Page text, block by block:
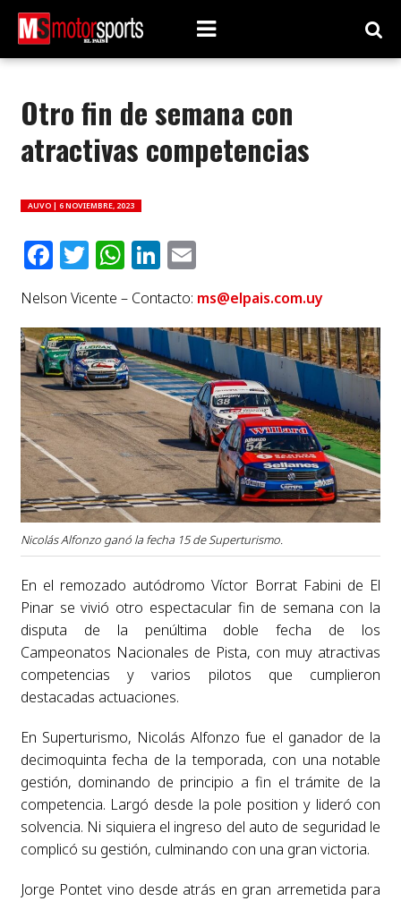
Otro fin de semana con
atractivas competencias
AUVO | 6 NOVIEMBRE, 2023
Facebook
Twitter
WhatsApp
LinkedIn
Email
Nelson Vicente – Contacto: ms@elpais.com.uy
Nicolás Alfonzo ganó la fecha 15 de Superturismo.
En el remozado autódromo Víctor Borrat Fabini de El
Pinar se vivió otro espectacular fin de semana con la
disputa de la penúltima doble fecha de los
Campeonatos Nacionales de Pista, con muy atractivas
competencias y varios pilotos que cumplieron
destacadas actuaciones.
En Superturismo, Nicolás Alfonzo fue el ganador de la
decimoquinta fecha de la temporada, con una notable
gestión, dominando de principio a fin el trámite de la
competencia. Largó desde la pole position y lideró con
solvencia. Ni siquiera el ingreso del auto de seguridad le
complicó su gestión, culminando con una gran victoria.
Jorge Pontet vino desde atrás en gran arremetida para